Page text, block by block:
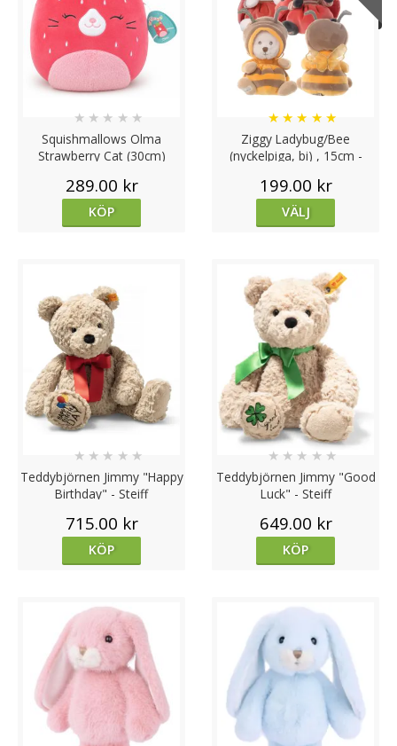
Squishmallows Olma
Strawberry Cat (30cm)
★ ★ ★ ★ ★
289.00 kr
KÖP
Ziggy Ladybug/Bee
(nyckelpiga, bi) , 15cm -
★ ★ ★ ★ ★
199.00 kr
VÄLJ
Teddybjörnen Jimmy "Happy
Birthday" - Steiff
★ ★ ★ ★ ★
715.00 kr
KÖP
Teddybjörnen Jimmy "Good
Luck" - Steiff
★ ★ ★ ★ ★
649.00 kr
KÖP